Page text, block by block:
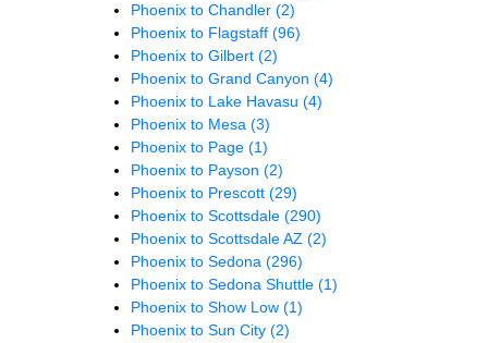
Phoenix to Chandler (2)
Phoenix to Flagstaff (96)
Phoenix to Gilbert (2)
Phoenix to Grand Canyon (4)
Phoenix to Lake Havasu (4)
Phoenix to Mesa (3)
Phoenix to Page (1)
Phoenix to Payson (2)
Phoenix to Prescott (29)
Phoenix to Scottsdale (290)
Phoenix to Scottsdale AZ (2)
Phoenix to Sedona (296)
Phoenix to Sedona Shuttle (1)
Phoenix to Show Low (1)
Phoenix to Sun City (2)